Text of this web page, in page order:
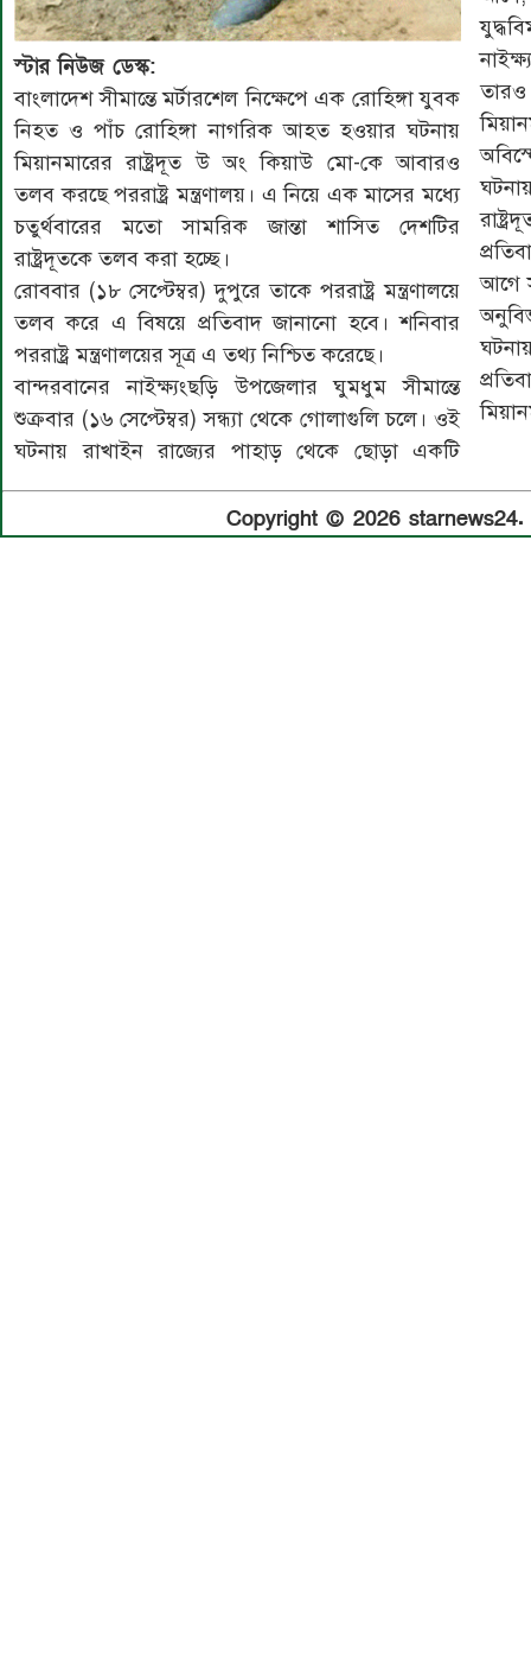
স্টার নিউজ ডেস্ক:
বাংলাদেশ সীমান্তে মর্টারশেল নিক্ষেপে এক রোহিঙ্গা যুবক
নিহত ও পাঁচ রোহিঙ্গা নাগরিক আহত হওয়ার ঘটনায়
মিয়ানমারের রাষ্ট্রদূত উ অং কিয়াউ মো-কে আবারও
তলব করছে পররাষ্ট্র মন্ত্রণালয়। এ নিয়ে এক মাসের মধ্যে
চতুর্থবারের মতো সামরিক জান্তা শাসিত দেশটির
রাষ্ট্রদূতকে তলব করা হচ্ছে।
রোববার (১৮ সেপ্টেম্বর) দুপুরে তাকে পররাষ্ট্র মন্ত্রণালয়ে
তলব করে এ বিষয়ে প্রতিবাদ জানানো হবে। শনিবার
পররাষ্ট্র মন্ত্রণালয়ের সূত্র এ তথ্য নিশ্চিত করেছে।
বান্দরবানের নাইক্ষ্যংছড়ি উপজেলার ঘুমধুম সীমান্তে
শুক্রবার (১৬ সেপ্টেম্বর) সন্ধ্যা থেকে গোলাগুলি চলে। ওই
ঘটনায় রাখাইন রাজ্যের পাহাড় থেকে ছোড়া একটি
আগে
Copyright © 2026